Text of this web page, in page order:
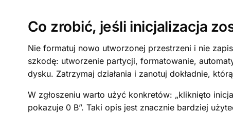
Co zrobić, jeśli inicjalizacja
Nie formatuj nowo utworzonej przestrzeni i nie
szkodę: utworzenie partycji, formatowanie,
dysku. Zatrzymaj działania i zanotuj dokładnie,
W zgłoszeniu warto użyć konkretów: „kliknięto
pokazuje 0 B”. Taki opis jest znacznie bardziej